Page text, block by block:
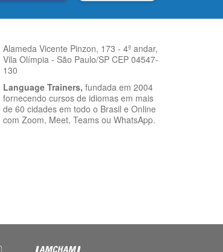
Alameda Vicente Pinzon, 173 - 4º andar,
Vila Olímpia - São Paulo/SP CEP 04547-
130
Language Trainers, fundada em 2004
fornecendo cursos de idiomas em mais
de 60 cidades em todo o Brasil e Online
com Zoom, Meet, Teams ou WhatsApp.